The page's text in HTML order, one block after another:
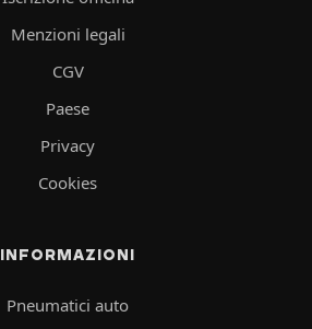
Menzioni legali
CGV
Paese
Privacy
Cookies
INFORMAZIONI
Pneumatici auto